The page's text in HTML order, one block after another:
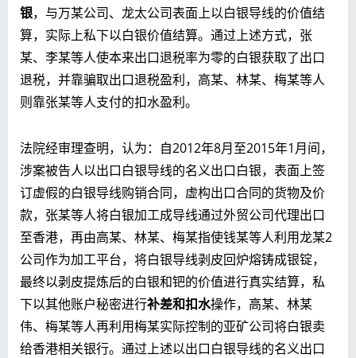
银，与万某公司、龙太公司表面上以白银导线的价值结
算，实际上私下以白银价值结算。通过上述方式，张
某、李某等人使本来出口退税率为零的白银获取了出口
退税，并靠骗取出口退税盈利，高某、林某、梅某等人
则靠张某等人支付的扣水盈利。
法院经审理查明，认为：自2012年8月至2015年1月间，
涉案被告人以出口白银导线的名义出口白银，表面上签
订虚假的白银导线购销合同，虚构出口合同的货物及价
款，张某等人将白银加工成导线通过外贸公司代理出口
至香港，再由高某、林某、梅某指使钱某等人利用龙某2
公司作为加工平台，将白银导线剥皮回炉熔铸成银锭，
最终以剥皮提炼后的白银和钯的价值进行真实结算，私
下以其他账户秘密进行补差和扣水操作，高某、林某
伟、梅某等人再利用梅某实际控制的亚矿公司将白银卖
给香港相关银行。通过上述以出口白银导线的名义出口